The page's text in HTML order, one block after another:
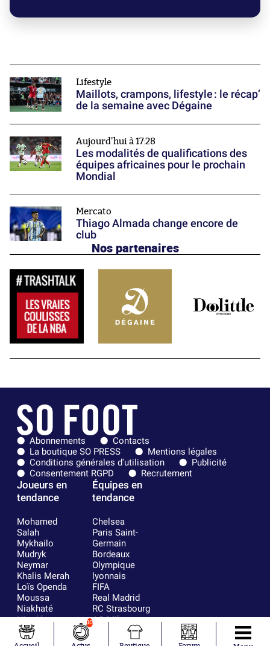
Lifestyle
Maillots, crampons, lifestyle : le récap’
de la semaine avec Dégaine
Aujourd'hui à 17:28
Les modalités de qualifications des
équipes africaines pour le prochain
Mondial
Mercato
Thiago Almada change encore de
club
Nos partenaires
Abonnements
Contacts
La boutique SO PRESS
Mentions légales
Conditions générales d'utilisation
Publicité
Consentement RGPD
Recrutement
Joueurs en
tendance
Mohamed
Salah
Mykhailo
Mudryk
Neymar
Khalis Merah
Loïs Openda
Moussa
Niakhaté
Nicolás
Tagliafico
Pavel Šulc
Équipes en
tendance
Chelsea
Paris Saint-
Germain
Bordeaux
Olympique
lyonnais
FIFA
Real Madrid
RC Strasbourg
AC Milan
RC Lens
10